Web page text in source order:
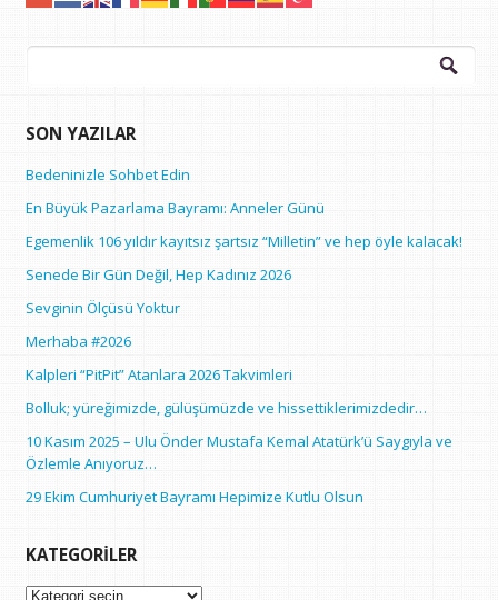
Arama:
SON YAZILAR
Bedeninizle Sohbet Edin
En Büyük Pazarlama Bayramı: Anneler Günü
Egemenlik 106 yıldır kayıtsız şartsız “Milletin” ve hep öyle kalacak!
Senede Bir Gün Değil, Hep Kadınız 2026
Sevginin Ölçüsü Yoktur
Merhaba #2026
Kalpleri “PitPit” Atanlara 2026 Takvimleri
Bolluk; yüreğimizde, gülüşümüzde ve hissettiklerimizdedir…
10 Kasım 2025 – Ulu Önder Mustafa Kemal Atatürk’ü Saygıyla ve
Özlemle Anıyoruz…
29 Ekim Cumhuriyet Bayramı Hepimize Kutlu Olsun
KATEGORILER
Kategoriler